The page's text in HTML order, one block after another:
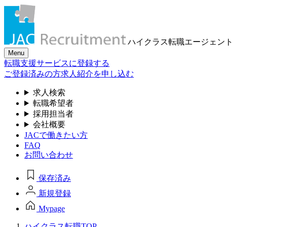
ハイクラス転職エージェント
Menu
転職支援サービスに登録する
ご登録済みの方求人紹介を申し込む
求人検索
転職希望者
採用担当者
会社概要
JACで働きたい方
FAQ
お問い合わせ
保存済み
新規登録
Mypage